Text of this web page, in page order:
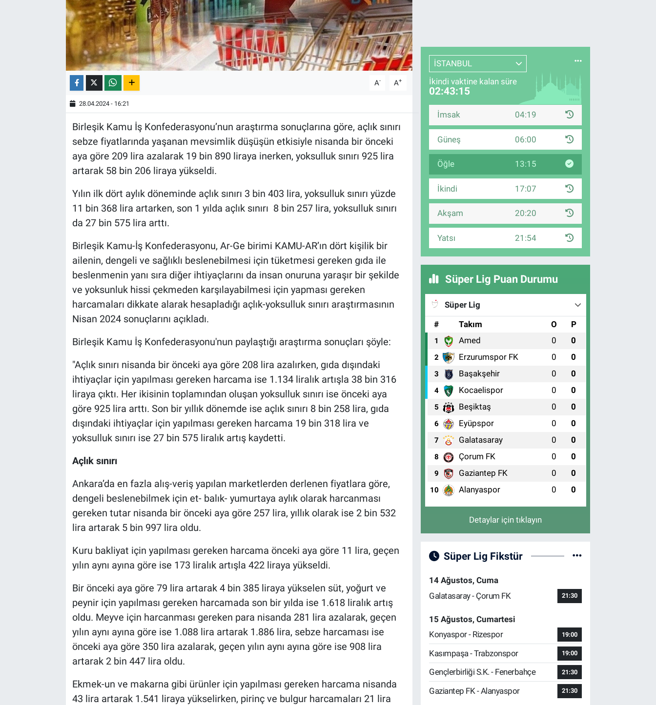
A- A+
28.04.2024 - 16:21
Birleşik Kamu İş Konfederasyonu’nun araştırma sonuçlarına göre, açlık sınırı
sebze fiyatlarında yaşanan mevsimlik düşüşün etkisiyle nisanda bir önceki
aya göre 209 lira azalarak 19 bin 890 liraya inerken, yoksulluk sınırı 925 lira
artarak 58 bin 206 liraya yükseldi.
Yılın ilk dört aylık döneminde açlık sınırı 3 bin 403 lira, yoksulluk sınırı yüzde
11 bin 368 lira artarken, son 1 yılda açlık sınırı 8 bin 257 lira, yoksulluk sınırı
da 27 bin 575 lira arttı.
Birleşik Kamu-İş Konfederasyonu, Ar-Ge birimi KAMU-AR’ın dört kişilik bir
ailenin, dengeli ve sağlıklı beslenebilmesi için tüketmesi gereken gıda ile
beslenmenin yanı sıra diğer ihtiyaçlarını da insan onuruna yaraşır bir şekilde
ve yoksunluk hissi çekmeden karşılayabilmesi için yapması gereken
harcamaları dikkate alarak hesapladığı açlık-yoksulluk sınırı araştırmasının
Nisan 2024 sonuçlarını açıkladı.
Birleşik Kamu İş Konfederasyonu'nun paylaştığı araştırma sonuçları şöyle:
"Açlık sınırı nisanda bir önceki aya göre 208 lira azalırken, gıda dışındaki
ihtiyaçlar için yapılması gereken harcama ise 1.134 liralık artışla 38 bin 316
liraya çıktı. Her ikisinin toplamından oluşan yoksulluk sınırı ise önceki aya
göre 925 lira arttı. Son bir yıllık dönemde ise açlık sınırı 8 bin 258 lira, gıda
dışındaki ihtiyaçlar için yapılması gereken harcama 19 bin 318 lira ve
yoksulluk sınırı ise 27 bin 575 liralık artış kaydetti.
Açlık sınırı
Ankara’da en fazla alış-veriş yapılan marketlerden derlenen fiyatlara göre,
dengeli beslenebilmek için et- balık- yumurtaya aylık olarak harcanması
gereken tutar nisanda bir önceki aya göre 257 lira, yıllık olarak ise 2 bin 532
lira artarak 5 bin 997 lira oldu.
Kuru bakliyat için yapılması gereken harcama önceki aya göre 11 lira, geçen
yılın aynı ayına göre ise 173 liralık artışla 422 liraya yükseldi.
Bir önceki aya göre 79 lira artarak 4 bin 385 liraya yükselen süt, yoğurt ve
peynir için yapılması gereken harcamada son bir yılda ise 1.618 liralık artış
oldu. Meyve için harcanması gereken para nisanda 281 lira azalarak, geçen
yılın aynı ayına göre ise 1.088 lira artarak 1.886 lira, sebze harcaması ise
önceki aya göre 350 lira azalarak, geçen yılın aynı ayına göre ise 908 lira
artarak 2 bin 447 lira oldu.
Ekmek-un ve makarna gibi ürünler için yapılması gereken harcama nisanda
43 lira artarak 1.541 liraya yükselirken, pirinç ve bulgur harcamaları 21 lira
İSTANBUL
İkindi vaktine kalan süre
02:43:14
İmsak 04:19
Güneş 06:00
Öğle 13:15
İkindi 17:07
Akşam 20:20
Yatsı 21:54
Süper Lig Puan Durumu
Süper Lig
#
Takım O P
1 Amed 0 0
2 Erzurumspor FK 0 0
3 Başakşehir 0 0
4 Kocaelispor 0 0
5 Beşiktaş 0 0
6 Eyüpspor 0 0
7 Galatasaray 0 0
8 Çorum FK 0 0
9 Gaziantep FK 0 0
10 Alanyaspor 0 0
Detaylar için tıklayın
Süper Lig Fikstür
14 Ağustos, Cuma
Galatasaray - Çorum FK
21:30
15 Ağustos, Cumartesi
Konyaspor - Rizespor
19:00
Kasımpaşa - Trabzonspor 19:00
Gençlerbirliği S.K. - Fenerbahçe 21:30
Gaziantep FK - Alanyaspor 21:30